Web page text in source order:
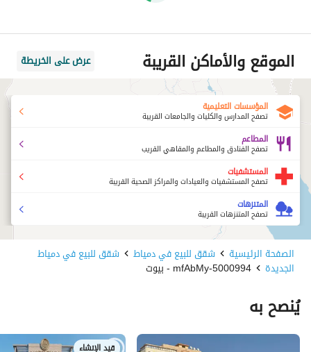
الموقع والأماكن القريبة عرض على الخريطة
المؤسسات التعليمية
تصفح المدارس والكليات والجامعات القريبة
المطاعم
تصفح الفنادق والمطاعم والمقاهي القريب
المستشفيات
تصفح المستشفيات والعيادات والمراكز الصحية القريبة
المتنزهات
تصفح المتنزهات القريبة
الصفحة الرئيسية شقق للبيع في دمياط شقق للبيع في دمياط
الجديدة 5000994-mfAbMy - بيوت
يُنصح به
قيد الإنشاء